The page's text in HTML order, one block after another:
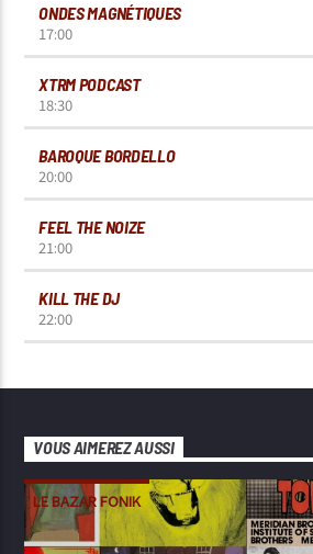
ONDES MAGNÉTIQUES
17:00
XTRM PODCAST
18:30
BAROQUE BORDELLO
20:00
FEEL THE NOIZE
21:00
KILL THE DJ
22:00
VOUS AIMEREZ AUSSI
LE BAZAR FONIK